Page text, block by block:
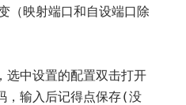
（映射端口和自设端口除
选中设置的配置双击打开
，输入后记得点保存(没